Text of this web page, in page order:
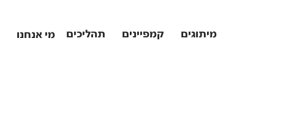
מי אנחנו תהליכים קמפיינים מיתוגים